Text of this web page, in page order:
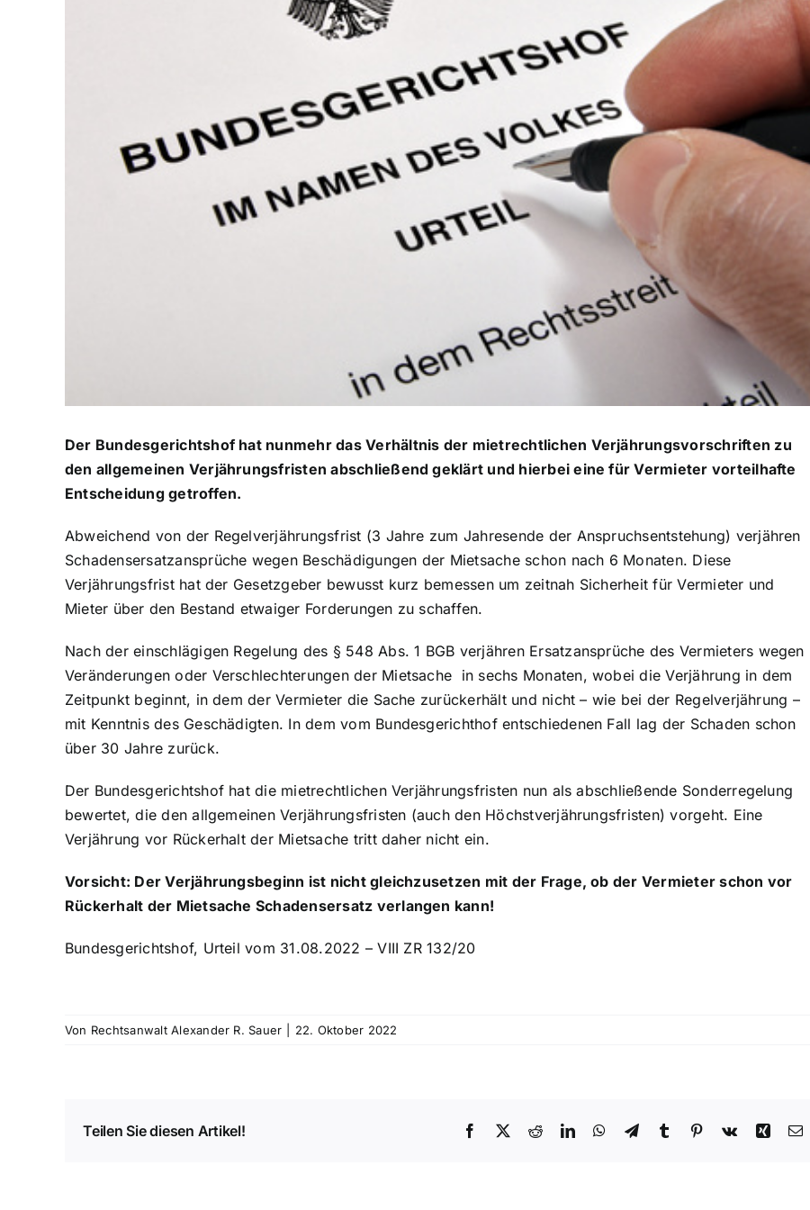
Der Bundesgerichtshof hat nunmehr das Verhältnis der mietrechtlichen Verjährungsvorschriften zu
den allgemeinen Verjährungsfristen abschließend geklärt und hierbei eine für Vermieter vorteilhafte
Entscheidung getroffen.
Abweichend von der Regelverjährungsfrist (3 Jahre zum Jahresende der Anspruchsentstehung) verjähren
Schadensersatzansprüche wegen Beschädigungen der Mietsache schon nach 6 Monaten. Diese
Verjährungsfrist hat der Gesetzgeber bewusst kurz bemessen um zeitnah Sicherheit für Vermieter und
Mieter über den Bestand etwaiger Forderungen zu schaffen.
Nach der einschlägigen Regelung des § 548 Abs. 1 BGB verjähren Ersatzansprüche des Vermieters wegen
Veränderungen oder Verschlechterungen der Mietsache in sechs Monaten, wobei die Verjährung in dem
Zeitpunkt beginnt, in dem der Vermieter die Sache zurückerhält und nicht – wie bei der Regelverjährung –
mit Kenntnis des Geschädigten. In dem vom Bundesgerichthof entschiedenen Fall lag der Schaden schon
über 30 Jahre zurück.
Der Bundesgerichtshof hat die mietrechtlichen Verjährungsfristen nun als abschließende Sonderregelung
bewertet, die den allgemeinen Verjährungsfristen (auch den Höchstverjährungsfristen) vorgeht. Eine
Verjährung vor Rückerhalt der Mietsache tritt daher nicht ein.
Vorsicht: Der Verjährungsbeginn ist nicht gleichzusetzen mit der Frage, ob der Vermieter schon vor
Rückerhalt der Mietsache Schadensersatz verlangen kann!
Bundesgerichtshof, Urteil vom 31.08.2022 – VIII ZR 132/20
Von Rechtsanwalt Alexander R. Sauer 22. Oktober 2022
Teilen Sie diesen Artikel! Facebook
X RedditLinkedInWhatsApp
TelegramTumblr Pinterest
Vk Xing E-